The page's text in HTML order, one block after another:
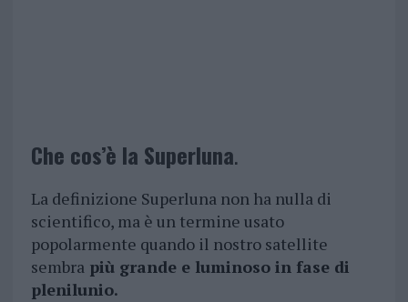
Che cos’è la Superluna.
La definizione Superluna non ha nulla di
scientifico, ma è un termine usato
popolarmente quando il nostro satellite
sembrapiù grande e luminoso in fase di
plenilunio.